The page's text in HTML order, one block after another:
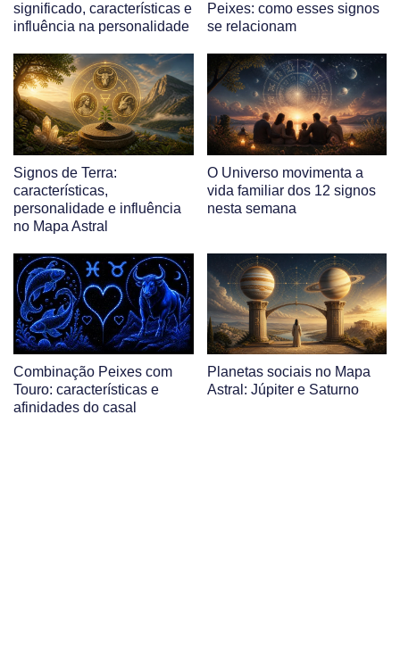
significado, características e
influência na personalidade
Peixes: como esses signos
se relacionam
Signos de Terra:
características,
personalidade e influência
no Mapa Astral
O Universo movimenta a
vida familiar dos 12 signos
nesta semana
Combinação Peixes com
Touro: características e
afinidades do casal
Planetas sociais no Mapa
Astral: Júpiter e Saturno